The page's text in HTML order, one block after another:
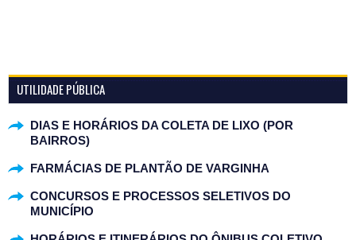
UTILIDADE PÚBLICA
DIAS E HORÁRIOS DA COLETA DE LIXO (POR
BAIRROS)
FARMÁCIAS DE PLANTÃO DE VARGINHA
CONCURSOS E PROCESSOS SELETIVOS DO
MUNICÍPIO